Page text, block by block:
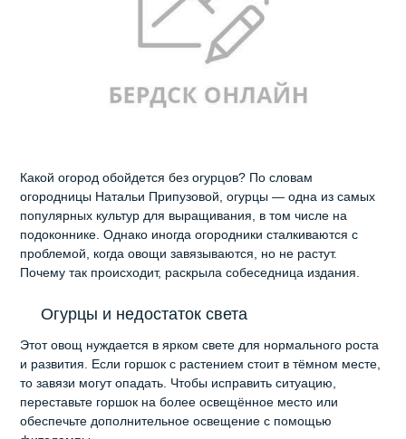
Какой огород обойдется без огурцов? По словам
огородницы Натальи Припузовой, огурцы — одна из самых
популярных культур для выращивания, в том числе на
подоконнике. Однако иногда огородники сталкиваются с
проблемой, когда овощи завязываются, но не растут.
Почему так происходит, раскрыла собеседница издания.
Огурцы и недостаток света
Этот овощ нуждается в ярком свете для нормального роста
и развития. Если горшок с растением стоит в тёмном месте,
то завязи могут опадать. Чтобы исправить ситуацию,
переставьте горшок на более освещённое место или
обеспечьте дополнительное освещение с помощью